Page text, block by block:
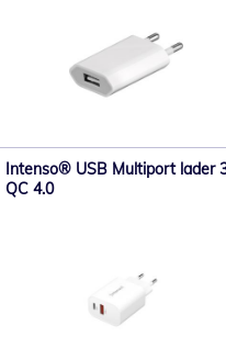
Intenso® USB Multiport lader
QC 4.0